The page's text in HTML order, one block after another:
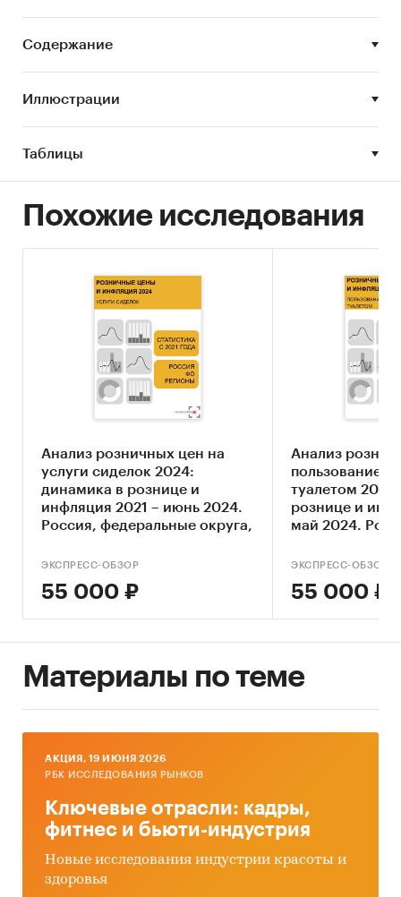
человека.
Россия
Содержание
Иллюстрации
Таблицы
Похожие исследования
Анализ розничных цен на
услуги сиделок 2024:
динамика в рознице и
инфляция 2021 – июнь 2024.
Россия, федеральные округа,
ЭКСПРЕСС-ОБЗОР
55 000 ₽
Анализ
пользование
туалетом
рознице и
май 2024.
регионы
ЭКСПРЕСС-ОБЗОР
55 000 ₽
Материалы по теме
AКЦИЯ, 19 ИЮНЯ 2026
РБК ИССЛЕДОВАНИЯ РЫНКОВ
Ключевые отрасли: кадры,
фитнес и бьюти-индустрия
Новые исследования индустрии красоты и
здоровья